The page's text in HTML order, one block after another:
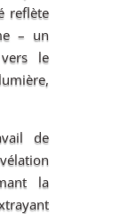
reflète
– un
le
de
la